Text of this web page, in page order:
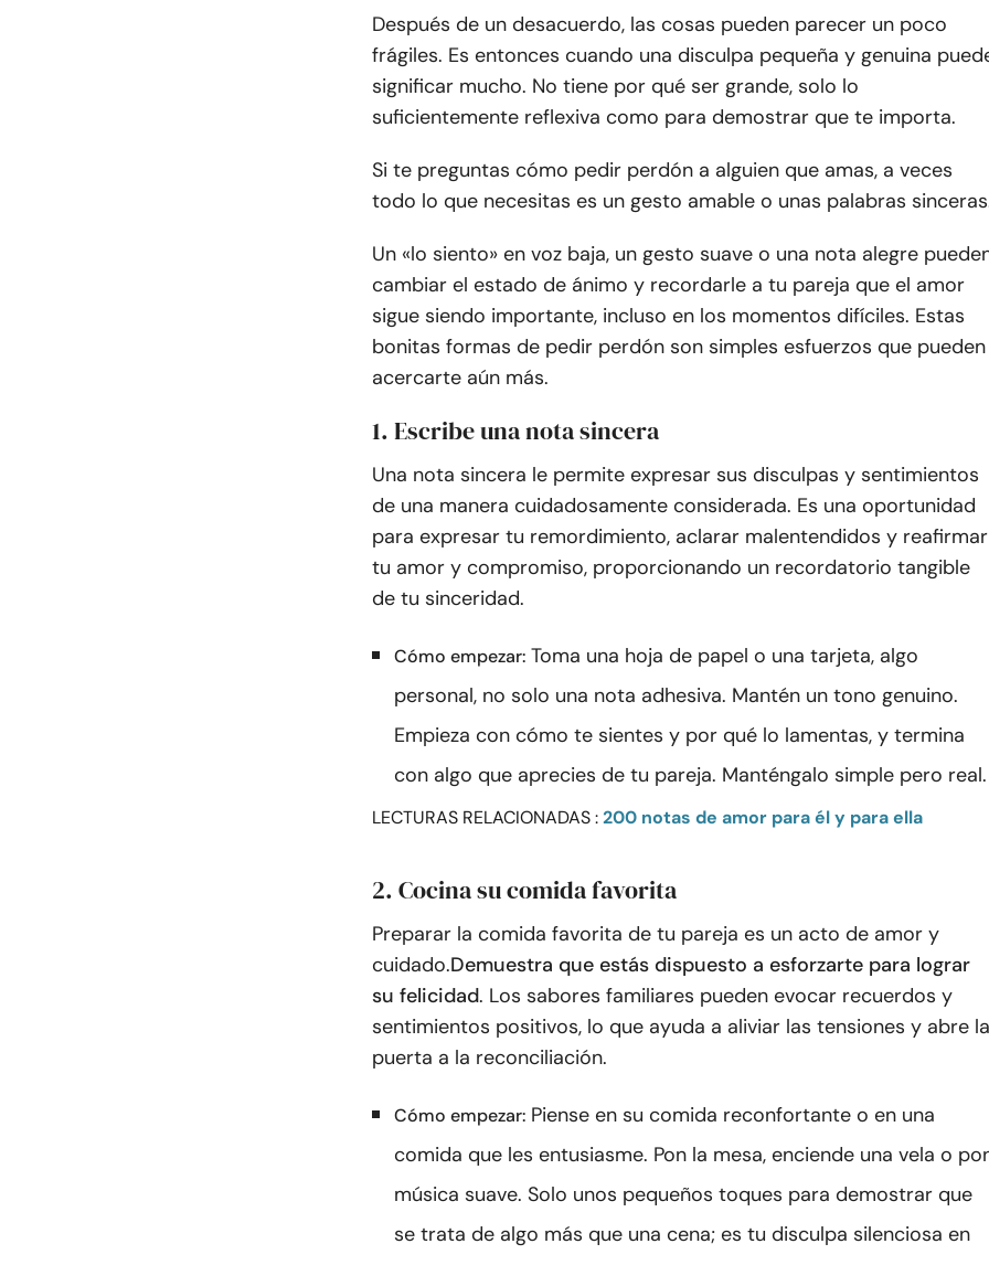
Después de un desacuerdo, las cosas pueden parecer un poco
frágiles. Es entonces cuando una disculpa pequeña y genuina
significar mucho. No tiene por qué ser grande, solo lo
suficientemente reflexiva como para demostrar que te importa.
Si te preguntas cómo pedir perdón a alguien que amas, a veces
todo lo que necesitas es un gesto amable o unas palabras
Un «lo siento» en voz baja, un gesto suave o una nota alegre
cambiar el estado de ánimo y recordarle a tu pareja que el amor
sigue siendo importante, incluso en los momentos difíciles. Estas
bonitas formas de pedir perdón son simples esfuerzos que pueden
acercarte aún más.
1. Escribe una nota sincera
Una nota sincera le permite expresar sus disculpas y sentimientos
de una manera cuidadosamente considerada. Es una oportunidad
para expresar tu remordimiento, aclarar malentendidos y reafirmar
tu amor y compromiso, proporcionando un recordatorio tangible
de tu sinceridad.
Cómo empezar: Toma una hoja de papel o una tarjeta, algo
personal, no solo una nota adhesiva. Mantén un tono genuino.
Empieza con cómo te sientes y por qué lo lamentas, y termina
con algo que aprecies de tu pareja. Manténgalo simple pero real.
LECTURAS RELACIONADAS :200 notas de amor para él y para ella
2. Cocina su comida favorita
Preparar la comida favorita de tu pareja es un acto de amor y
cuidado.Demuestra que estás dispuesto a esforzarte para lograr
su felicidad. Los sabores familiares pueden evocar recuerdos y
sentimientos positivos, lo que ayuda a aliviar las tensiones y abre la
puerta a la reconciliación.
Cómo empezar: Piense en su comida reconfortante o en una
comida que les entusiasme. Pon la mesa, enciende una vela o
música suave. Solo unos pequeños toques para demostrar que
se trata de algo más que una cena; es tu disculpa silenciosa en